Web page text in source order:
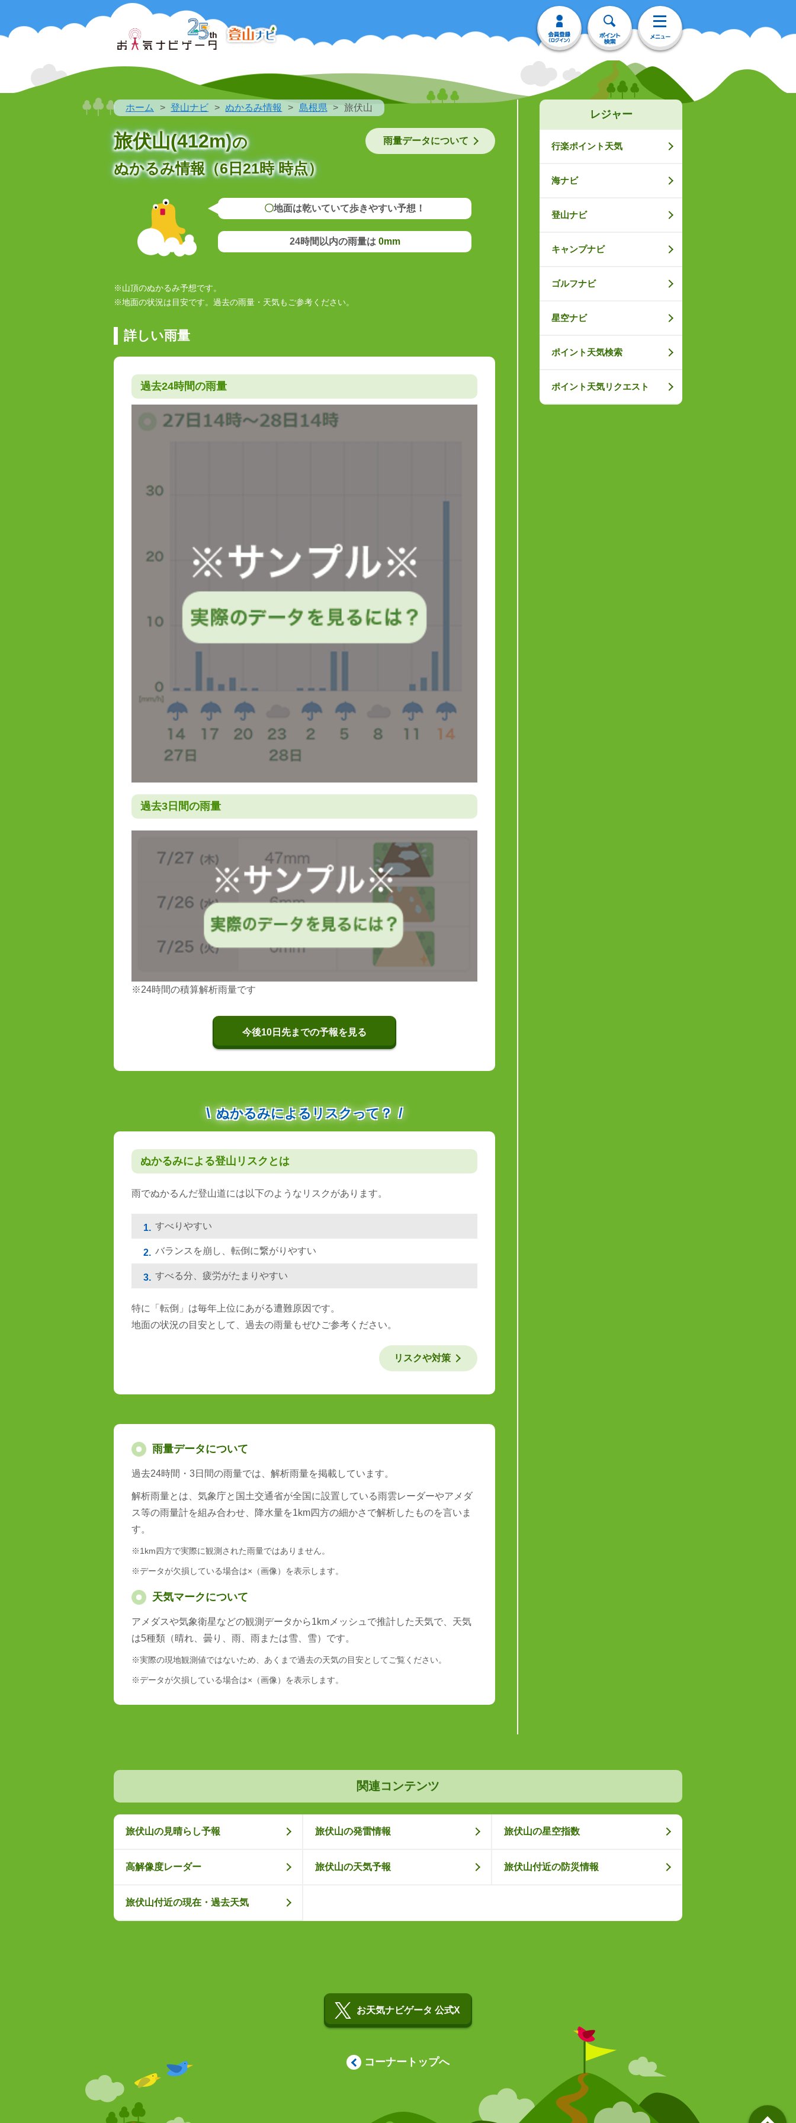
ホーム 登山ナビ ぬかるみ情報 島根県 旅伏山
旅伏山(412m)の
ぬかるみ情報（6日21時 時点）
雨量データについて
〇地面は乾いていて歩きやすい予想！
24時間以内の雨量は 0mm
※山頂のぬかるみ予想です。
※地面の状況は目安です。過去の雨量・天気もご参考ください。
詳しい雨量
過去24時間の雨量
過去3日間の雨量
※24時間の積算解析雨量です
今後10日先までの予報を見る
ぬかるみによるリスクって？
ぬかるみによる登山リスクとは
雨でぬかるんだ登山道には以下のようなリスクがあります。
1. すべりやすい
2. バランスを崩し、転倒に繋がりやすい
3. すべる分、疲労がたまりやすい
特に「転倒」は毎年上位にあがる遭難原因です。
地面の状況の目安として、過去の雨量もぜひご参考ください。
リスクや対策
雨量データについて
過去24時間・3日間の雨量では、解析雨量を掲載しています。
解析雨量とは、気象庁と国土交通省が全国に設置している雨雲レーダーやアメダ
ス等の雨量計を組み合わせ、降水量を1km四方の細かさで解析したものを言いま
す。
※1km四方で実際に観測された雨量ではありません。
※データが欠損している場合は×（画像）を表示します。
天気マークについて
アメダスや気象衛星などの観測データから1kmメッシュで推計した天気で、天気
は5種類（晴れ、曇り、雨、雨または雪、雪）です。
※実際の現地観測値ではないため、あくまで過去の天気の目安としてご覧ください。
※データが欠損している場合は×（画像）を表示します。
レジャー
行楽ポイント天気
海ナビ
登山ナビ
キャンプナビ
ゴルフナビ
星空ナビ
ポイント天気検索
ポイント天気リクエスト
関連コンテンツ
旅伏山の見晴らし予報 旅伏山の発雷情報 旅伏山の星空指数
高解像度レーダー 旅伏山の天気予報 旅伏山付近の防災情報
旅伏山付近の現在・過去天気
お天気ナビゲータ 公式X
コーナートップへ